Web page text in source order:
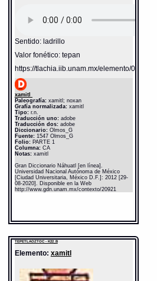
Sentido: ladrillo
Valor fonético: tepan
https://tlachia.iib.unam.mx/elemento/05.01.11
xamitl
Paleografía:xamitl; noxan
Grafía normalizada:xamitl
Tipo:r.n.
Traducción uno:adobe
Traducción dos:adobe
Diccionario: Olmos_G
Fuente:1547 Olmos_G
Folio:PARTE 1
Columna:CA
Notas:xamitl
Gran Diccionario Náhuatl [en línea].
Universidad Nacional Autónoma de México
[Ciudad Universitaria, México D.F.]: 2012 [29-
08-2020]. Disponible en la Web
http://www.gdn.unam.mx/contexto/20921
TEPETLAOZTOC - K22_B
Elemento: xamitl